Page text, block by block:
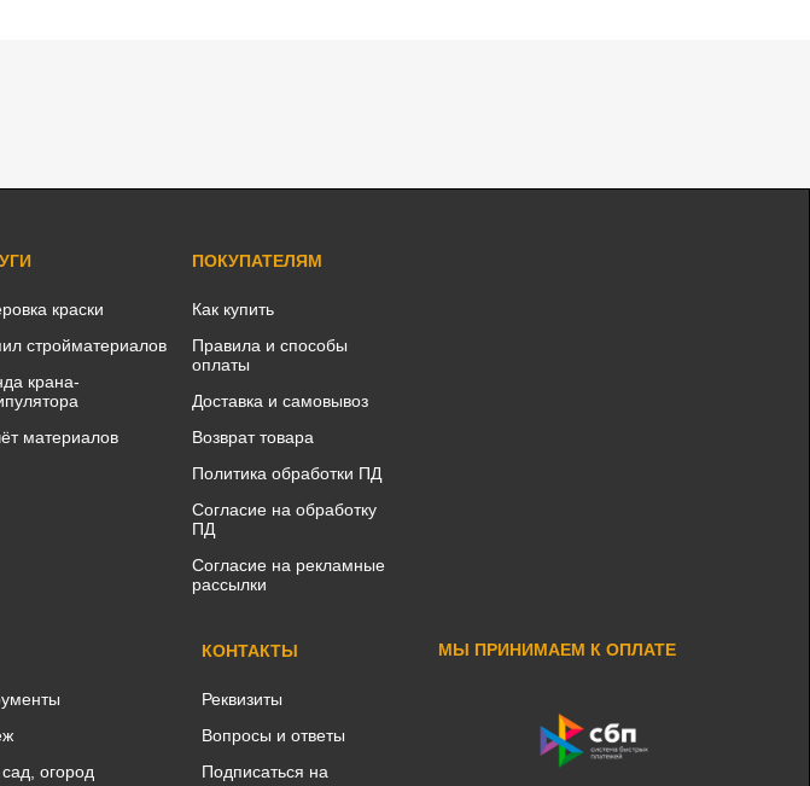
краски
стройматериалов
крана-
материалов
ПОКУПАТЕЛЯМ
Как купить
Правила и способы
оплаты
Доставка и самовывоз
Возврат товара
Политика обработки ПД
Согласие на обработку
ПД
Согласие на рекламные
рассылки
огород
КОНТАКТЫ
Реквизиты
Вопросы и ответы
Подписаться на
МЫ ПРИНИМАЕМ К ОПЛАТЕ